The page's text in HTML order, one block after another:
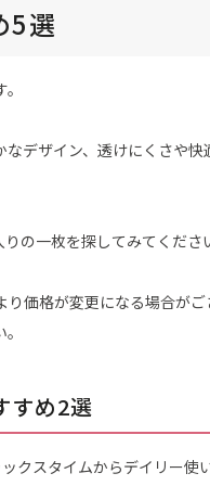
5選
デザイン、透けにくさや快
の一枚を探してみてくださ
価格が変更になる場合がご
すめ2選
クスタイムからデイリー使